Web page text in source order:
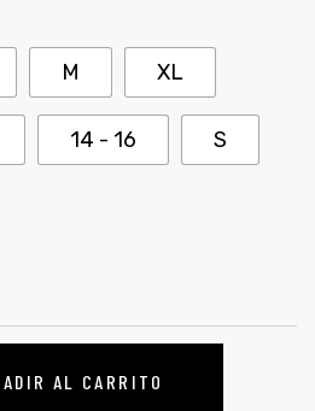
M XL
14 - 16 S
AL CARRITO